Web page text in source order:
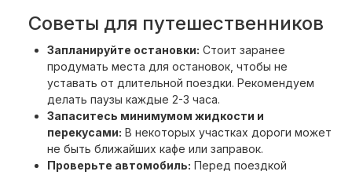
Советы для путешественников
Запланируйте остановки: Стоит заранее
продумать места для остановок, чтобы не
уставать от длительной поездки. Рекомендуем
делать паузы каждые 2-3 часа.
Запаситесь минимумом жидкости и
перекусами: В некоторых участках дороги может
не быть ближайших кафе или заправок.
Проверьте автомобиль: Перед поездкой